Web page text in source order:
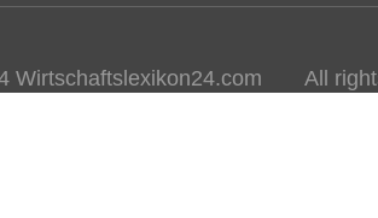
Wirtschaftslexikon24.com All